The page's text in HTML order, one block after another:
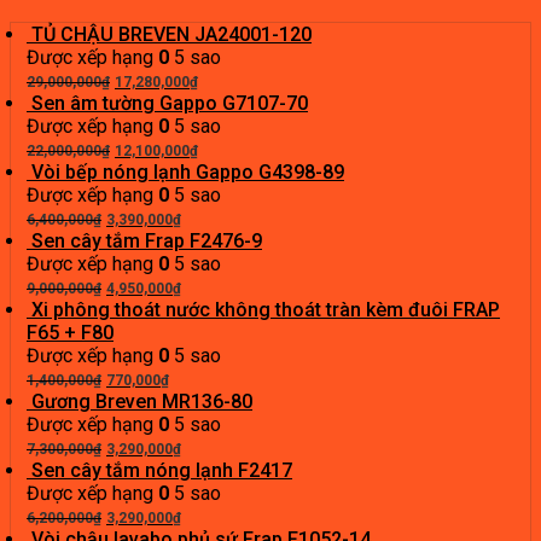
TỦ CHẬU BREVEN JA24001-120
Được xếp hạng 0 5 sao
29,000,000₫ Giá
gốc
là:
29,000,000₫.
17,280,000₫Giá
hiện
tại
là:
17,280,000₫.
Sen âm tường Gappo G7107-70
Được xếp hạng 0 5 sao
22,000,000₫ Giá
gốc
là:
22,000,000₫.
12,100,000₫Giá
hiện
tại
12,100,000₫.
Vòi bếp nóng lạnh Gappo G4398-89
Được xếp hạng 0 5 sao
6,400,000₫ Giá
gốc
là:
6,400,000₫.
3,390,000₫Giá
hiện
tại
là:
3,390,000₫.
Sen cây tắm Frap F2476-9
Được xếp hạng 0 5 sao
9,000,000₫ Giá
gốc
là:
9,000,000₫.
4,950,000₫Giá
hiện
là:
Xi phông thoát nước không thoát tràn kèm đuôi FRAP
F65 + F80
Được xếp hạng 0 5 sao
1,400,000₫ Giá
gốc
là:
1,400,000₫.
770,000₫Giá
hiện
tại
là:
770,000₫.
Gương Breven MR136-80
Được xếp hạng 0 5 sao
7,300,000₫ Giá
gốc
là:
7,300,000₫.
3,290,000₫Giá
hiện
tại
là:
Sen cây tắm nóng lạnh F2417
Được xếp hạng 0 5 sao
6,200,000₫ Giá
3,290,000₫Giá